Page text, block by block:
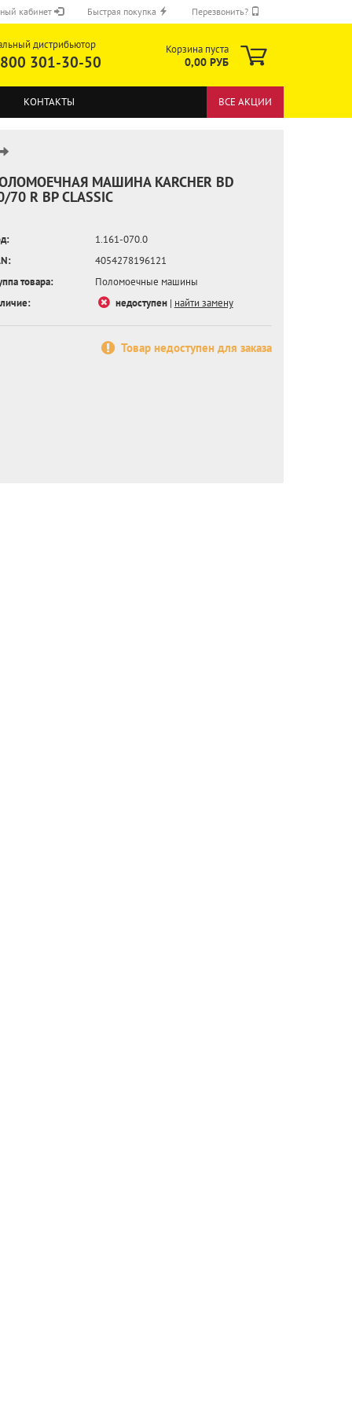
кабинет Быстрая покупка Перезвонить?
ОТПРАВИТЬ
дистрибьютор
301-30-50
Корзина пуста
0,00 РУБ
КОНТАКТЫ ВСЕ АКЦИИ
МАШИНА KARCHER BD
70 R BP CLASSIC
1.161-070.0
4054278196121
товара:
Поломоечные машины
недоступен| найти замену
Товар недоступен для заказа